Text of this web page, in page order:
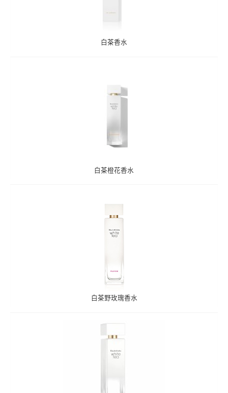
白茶香水
白茶橙花香水
白茶野玫瑰香水